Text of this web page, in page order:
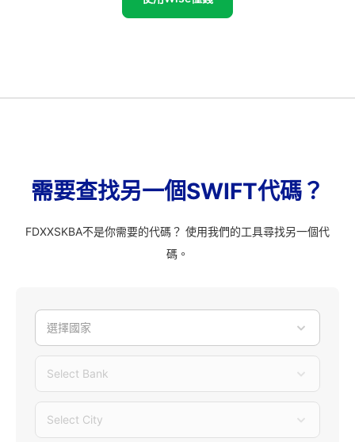
需要查找另一個SWIFT代碼？
FDXXSKBA不是你需要的代碼？ 使用我們的工具尋找另一個代
碼。
選擇國家
Select Bank
Select City